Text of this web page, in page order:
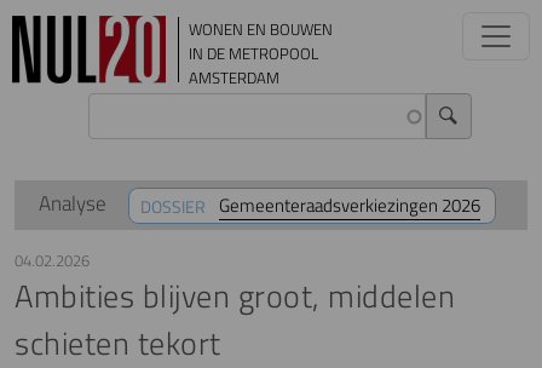
Overslaan en naar de inhoud gaan
WONEN EN BOUWEN
IN DE METROPOOL
AMSTERDAM
DOSSIER Gemeenteraadsverkiezingen 2026
Analyse
04.02.2026
Ambities blijven groot, middelen
schieten tekort